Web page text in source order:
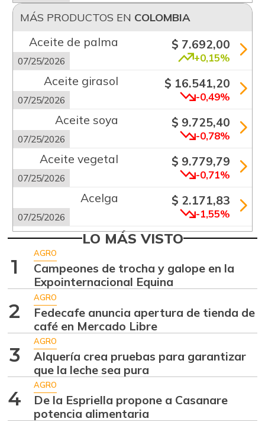
MÁS PRODUCTOS EN COLOMBIA
Aceite de palma
07/25/2026
$ 7.692,00
+0,15%
Aceite girasol
07/25/2026
$ 16.541,20
-0,49%
Aceite soya
07/25/2026
$ 9.725,40
-0,78%
Aceite vegetal
07/25/2026
$ 9.779,79
-0,71%
Acelga
07/25/2026
$ 2.171,83
-1,55%
Aguacate común
07/25/2026
$ 6.672,89
Aguacate hass
07/25/2026
$ 7.289,10
-2,98%
Aguacate
papelillo
07/25/2026
Ahuyama
07/25/2026
Ahuyamín $ 1.672,87
LO MÁS VISTO
1
AGRO
Campeones de trocha y galope en la
Expointernacional Equina
2
AGRO
Fedecafe anuncia apertura de tienda de
café en Mercado Libre
3
AGRO
Alquería crea pruebas para garantizar
que la leche sea pura
4
AGRO
De la Espriella propone a Casanare
potencia alimentaria